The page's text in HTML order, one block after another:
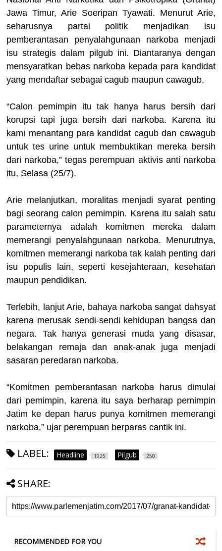
Jawa Timur, Arie Soeripan Tyawati. Menurut Arie,
seharusnya partai politik menjadikan isu
pemberantasan penyalahgunaan narkoba menjadi
isu strategis dalam pilgub ini. Diantaranya dengan
mensyaratkan bebas narkoba kepada para kandidat
yang mendaftar sebagai cagub maupun cawagub.
“Calon pemimpin itu tak hanya harus bersih dari
korupsi tapi juga bersih dari narkoba. Karena itu
kami menantang para kandidat cagub dan cawagub
untuk tes urine untuk membuktikan mereka bersih
dari narkoba,” tegas perempuan aktivis anti narkoba
itu, Selasa (25/7).
Arie melanjutkan, moralitas menjadi syarat penting
bagi seorang calon pemimpin. Karena itu salah satu
parameternya adalah komitmen mereka dalam
memerangi penyalahgunaan narkoba. Menurutnya,
komitmen memerangi narkoba tak kalah penting dari
isu populis lain, seperti kesejahteraan, kesehatan
maupun pendidikan.
Terlebih, lanjut Arie, bahaya narkoba sangat dahsyat
karena merusak sendi-sendi kehidupan bangsa dan
negara. Tak hanya generasi muda yang disasar,
belakangan remaja dan anak-anak juga menjadi
sasaran peredaran narkoba.
“Komitmen pemberantasan narkoba harus dimulai
dari pemimpin, karena itu saya berharap pemimpin
Jatim ke depan harus punya komitmen memerangi
narkoba,” ujar perempuan berparas cantik ini.
LABEL: Headline 1925 Pilgub 250
SHARE:
RECOMMENDED FOR YOU